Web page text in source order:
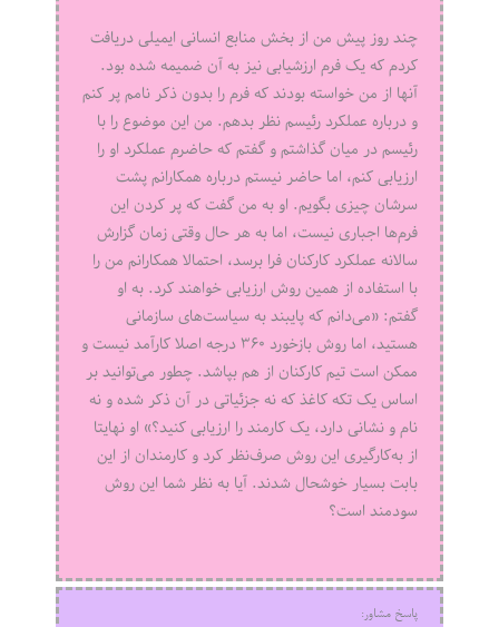
چند روز پیش من از بخش منابع انسانی ایمیلی دریافت
کردم که یک فرم ارزشیابی نیز به آن ضمیمه شده بود.
آنها از من خواسته بودند که فرم را بدون ذکر نامم پر کنم
و درباره عملکرد رئیسم نظر بدهم. من این موضوع را با
رئیسم در میان گذاشتم و گفتم که حاضرم عملکرد او را
ارزیابی کنم، اما حاضر نیستم درباره همکارانم پشت
سرشان چیزی بگویم. او به من گفت که پر کردن این
فرم‌ها اجباری نیست، اما به هر حال وقتی زمان گزارش
سالانه عملکرد کارکنان فرا برسد، احتمالا همکارانم من را
با استفاده از همین روش ارزیابی خواهند کرد. به او
گفتم: «می‌دانم که پایبند به سیاست‌های سازمانی
هستید، اما روش بازخورد ۳۶۰ درجه اصلا کارآمد نیست و
ممکن است تیم کارکنان از هم بپاشد. چطور می‌توانید بر
اساس یک تکه کاغذ که نه جزئیاتی در آن ذکر شده و نه
نام و نشانی دارد، یک کارمند را ارزیابی کنید؟» او نهایتا
از به‌کارگیری این روش صرف‌نظر کرد و کارمندان از این
بابت بسیار خوشحال شدند. آیا به نظر شما این روش
سودمند است؟
پاسخ مشاور: